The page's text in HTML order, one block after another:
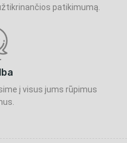
patikimumą.
į visus jums rūpimus